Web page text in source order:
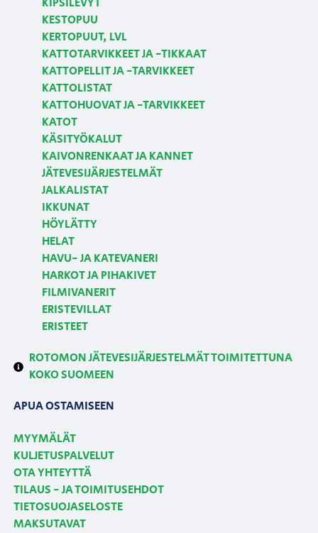
KIPSILEVYT
KESTOPUU
KERTOPUUT, LVL
KATTOTARVIKKEET JA -TIKKAAT
KATTOPELLIT JA -TARVIKKEET
KATTOLISTAT
KATTOHUOVAT JA -TARVIKKEET
KATOT
KÄSITYÖKALUT
KAIVONRENKAAT JA KANNET
JÄTEVESIJÄRJESTELMÄT
JALKALISTAT
IKKUNAT
HÖYLÄTTY
HELAT
HAVU- JA KATEVANERI
HARKOT JA PIHAKIVET
FILMIVANERIT
ERISTEVILLAT
ERISTEET
ROTOMON JÄTEVESIJÄRJESTELMÄT TOIMITETTUNA
KOKO SUOMEEN
APUA OSTAMISEEN
MYYMÄLÄT
KULJETUSPALVELUT
OTA YHTEYTTÄ
TILAUS - JA TOIMITUSEHDOT
TIETOSUOJASELOSTE
MAKSUTAVAT